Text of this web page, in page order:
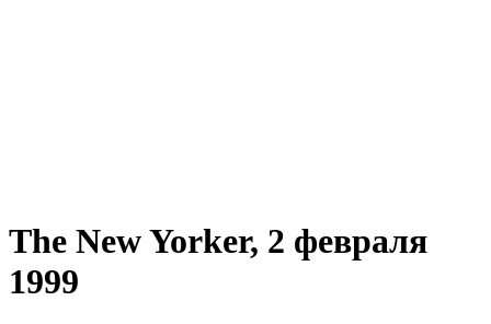
The New Yorker, 2 февраля
1999